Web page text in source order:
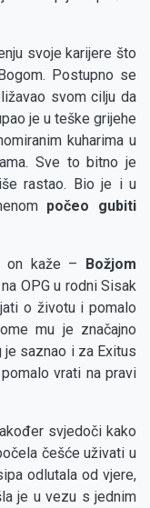
svoje karijere što
Postupno se
svom cilju da
je u teške grijehe
kuharima u
Sve to bitno je
rastao. Bio je i u
počeo gubiti
on kaže – Božjom
OPG u rodni Sisak
o životu i pomalo
mu je značajno
je saznao i za Exitus
vrati na pravi
svjedoči kako
češće uživati u
odlutala od vjere,
je u vezu s jednim